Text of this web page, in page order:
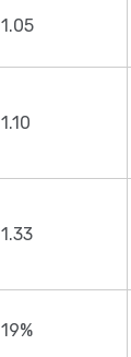
1.05
1.10
1.33
19%